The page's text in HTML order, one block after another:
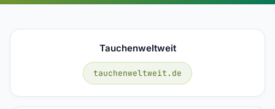
Tauchenweltweit
tauchenweltweit.de